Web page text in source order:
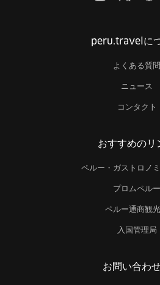
peru.travelに
よくある質問
ニュース
コンタクト
おすすめのリ
ペルー・ガストロノ
プロムペルー
ペルー通商観
入国管理局
お問い合わ